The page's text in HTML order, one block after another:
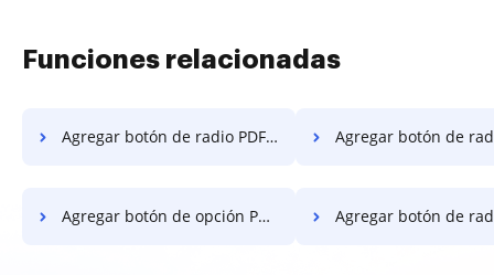
Funciones relacionadas
Agregar botón de radio PDF en Sony Agregar botón de radio PDF
Agregar botón de opción PDF en LG Agregar botón de radio PDF